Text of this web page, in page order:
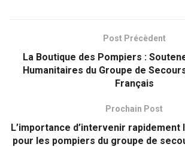
Post Précèdent
La Boutique des Pompiers :
Humanitaires du Groupe de
Français
Prochain Post
L’importance d’intervenir rapidement
pour les pompiers du groupe de